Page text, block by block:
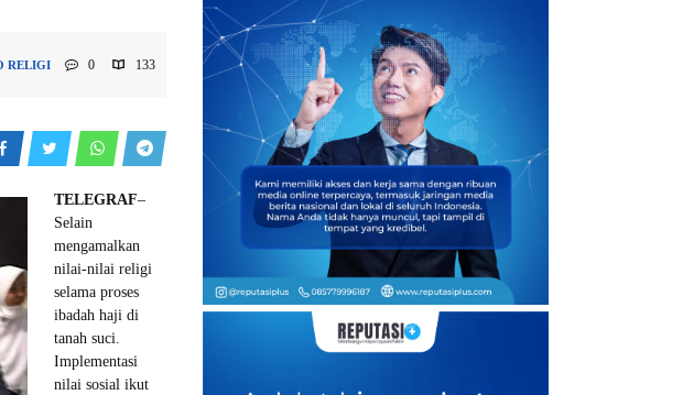
RELIGI 0 133
TELEGRAF–
Selain
mengamalkan
nilai-nilai religi
selama proses
ibadah haji di
tanah suci.
Implementasi
nilai sosial ikut